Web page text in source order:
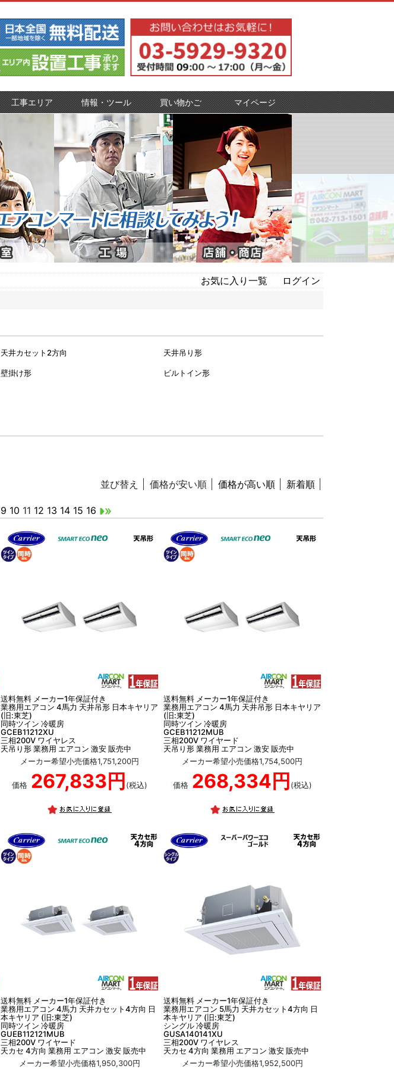
工事エリア 情報・ツール 買い物かご マイページ
お気に入り一覧
ログイン
天井カセット2方向 天井吊り形
壁掛け形 ビルトイン形
並び替え 価格が安い順 価格が高い順 新着順
9 10 11 12 13 14 15 16
送料無料 メーカー1年保証付き
業務用エアコン 4馬力 天井吊形 日本キヤリア
(旧:東芝)
同時ツイン 冷暖房
GCEB11212XU
三相200V ワイヤレス
天吊り形 業務用 エアコン 激安 販売中
メーカー希望小売価格1,751,200円
価格 267,833円 (税込)
送料無料 メーカー1年保証付き
業務用エアコン 4馬力 天井吊形 日本キヤリア
(旧:東芝)
同時ツイン 冷暖房
GCEB11212MUB
三相200V ワイヤード
天吊り形 業務用 エアコン 激安 販売中
メーカー希望小売価格1,754,500円
価格 268,334円 (税込)
送料無料 メーカー1年保証付き
業務用エアコン 4馬力 天井カセット4方向 日
本キヤリア (旧:東芝)
同時ツイン 冷暖房
GUEB112121MUB
三相200V ワイヤード
天カセ 4方向 業務用 エアコン 激安 販売中
メーカー希望小売価格1,950,300円
送料無料 メーカー1年保証付き
業務用エアコン 5馬力 天井カセット4方向 日
本キヤリア (旧:東芝)
シングル 冷暖房
GUSA140141XU
三相200V ワイヤレス
天カセ 4方向 業務用 エアコン 激安 販売中
メーカー希望小売価格1,952,500円